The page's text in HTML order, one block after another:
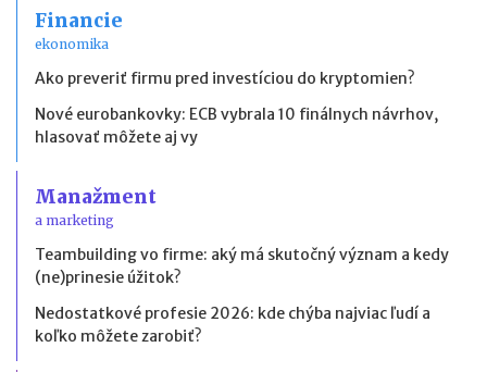
Financie
ekonomika
Ako preveriť firmu pred investíciou do kryptomien?
Nové eurobankovky: ECB vybrala 10 finálnych návrhov,
hlasovať môžete aj vy
Manažment
a marketing
Teambuilding vo firme: aký má skutočný význam a kedy
(ne)prinesie úžitok?
Nedostatkové profesie 2026: kde chýba najviac ľudí a
koľko môžete zarobiť?